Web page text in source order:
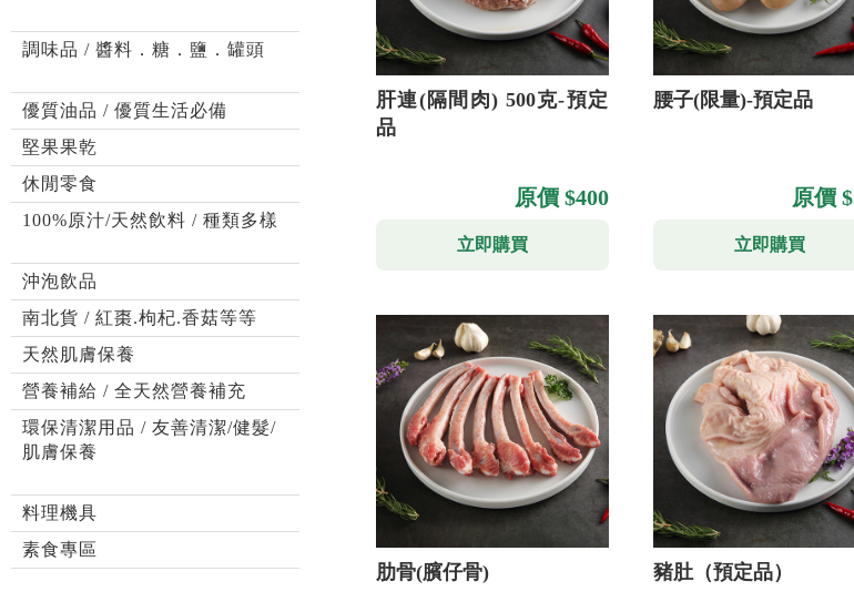
調味品 / 醬料．糖．鹽．罐頭
優質油品 / 優質生活必備
堅果果乾
休閒零食
100%原汁/天然飲料 / 種類多樣
沖泡飲品
南北貨 / 紅棗.枸杞.香菇等等
天然肌膚保養
營養補給 / 全天然營養補充
環保清潔用品 / 友善清潔/健髮/
肌膚保養
料理機具
素食專區
肝連(隔間肉) 500克-預定
品
原價 $400
立即購買
腰子(限量)-預定品
原價
立即購買
肋骨(臏仔骨) 豬肚（預定品）